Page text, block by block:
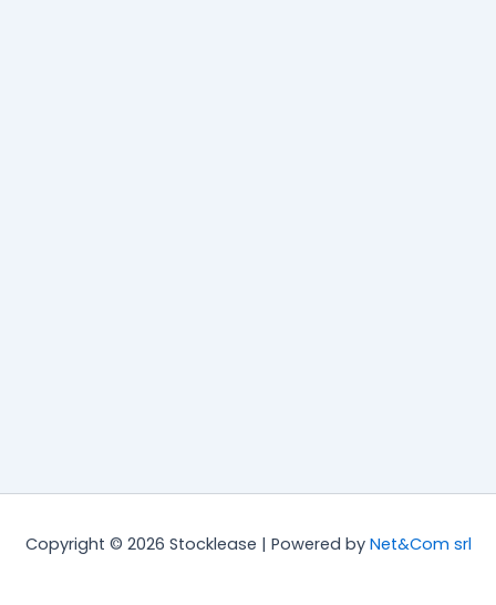
Copyright © 2026 Stocklease | Powered by Net&Com srl